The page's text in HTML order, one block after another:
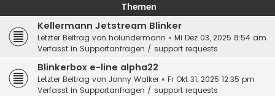
Themen
Kellermann Jetstream Blinker
Letzter Beitrag von holundermann « Mi Dez 03, 2025 8:54 am
Verfasst in Supportanfragen / support requests
Blinkerbox e-line alpha22
Letzter Beitrag von Jonny Walker « Fr Okt 31, 2025 12:35 pm
Verfasst in Supportanfragen / support requests